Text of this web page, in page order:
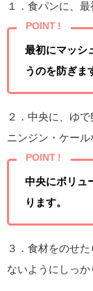
１．食パンに、
POINT !
最初にマッシ
うのを防ぎま
２．中央に、ゆ
ニンジン・ケール
POINT !
中央にボリュ
ります。
３．食材をのせ
ないようにしっか